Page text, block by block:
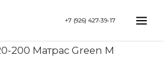
+7 (926) 427-39-17
200 Матрас Green M